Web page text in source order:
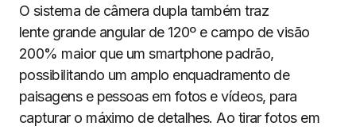
O sistema de câmera dupla também traz
lente grande angular de 120º e campo de visão
200% maior que um smartphone padrão,
possibilitando um amplo enquadramento de
paisagens e pessoas em fotos e vídeos, para
capturar o máximo de detalhes. Ao tirar fotos em